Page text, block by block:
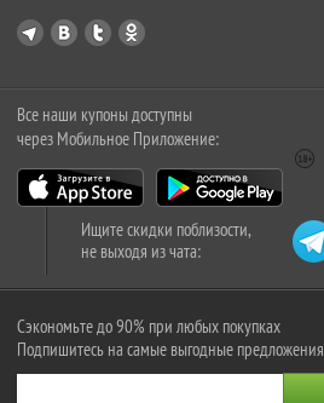
Все наши купоны доступны
через Мобильное Приложение:
Ищите скидки поблизости,
не выходя из чата:
Сэкономьте до 90% при любых покупках
Подпишитесь на самые выгодные предложения